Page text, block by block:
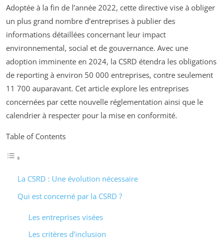
Adoptée à la fin de l’année 2022, cette directive vise à obliger
un plus grand nombre d’entreprises à publier des
informations détaillées concernant leur impact
environnemental, social et de gouvernance. Avec une
adoption imminente en 2024, la CSRD étendra les obligations
de reporting à environ 50 000 entreprises, contre seulement
11 700 auparavant. Cet article explore les entreprises
concernées par cette nouvelle réglementation ainsi que le
calendrier à respecter pour la mise en conformité.
Table of Contents
La CSRD : Une évolution nécessaire
Qui est concerné par la CSRD ?
Les entreprises visées
Les critères d’inclusion